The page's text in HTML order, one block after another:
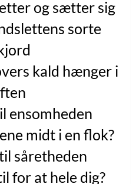
og sætter sig
sorte
kald hænger i
ensomheden
midt i en flok?
såretheden
for at hele dig?